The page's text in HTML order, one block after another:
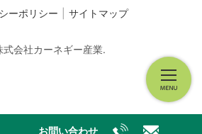
お問い合わせ
ーポリシー サイトマップ
会社カーネギー産業.